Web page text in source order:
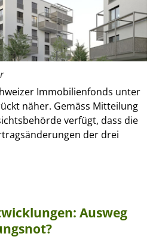
Immobilienfonds unter
näher. Gemäss Mitteilung
verfügt, dass die
der drei
Ausweg